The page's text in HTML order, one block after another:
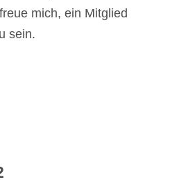
mich, ein Mit­glied
sein.